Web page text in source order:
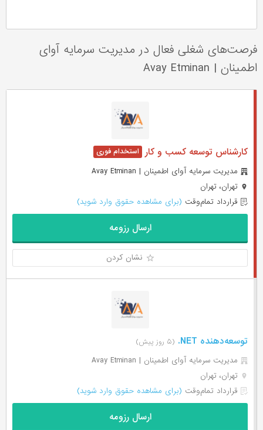
فرصت‌های شغلی فعال در مدیریت سرمایه آوای
اطمینان |
کارشناس توسعه کسب و کار
مدیریت سرمایه آوای اطمینان | Avay Etminan
تهران، تهران
قرارداد تمام‌وقت (برای مشاهده حقوق وارد شوید)
ارسال رزومه
نشان کردن
توسعه‌دهنده NET. (۵ روز پیش)
مدیریت سرمایه آوای اطمینان | Avay Etminan
تهران، تهران
قرارداد تمام‌وقت (برای مشاهده حقوق وارد شوید)
ارسال رزومه